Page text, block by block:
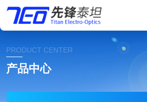
PRODUCT CENTER
产品中心